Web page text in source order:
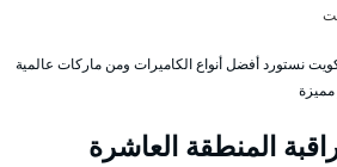
نستورد أفضل أنواع الكاميرات ومن ماركات عالمية
المنطقة العاشرة